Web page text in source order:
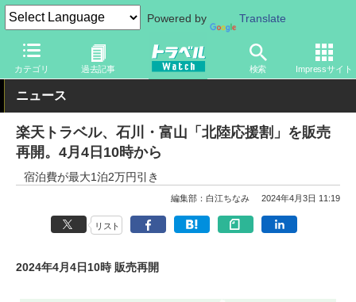
Powered by Translate
カテゴリ 過去記事 検索 Impressサイト
トラベル Watch 企業・政府・官庁 政府・官庁 旅行会社・旅
ニュース
楽天トラベル、石川・富山「北陸応援割」を販売
再開。4月4日10時から
宿泊費が最大1泊2万円引き
編集部：白江ちなみ 2024年4月3日 11:19
リスト
2024年4月4日10時 販売再開